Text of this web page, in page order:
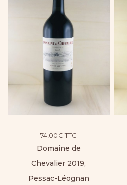
74,00€ TTC
Domaine de
Chevalier 2019,
Pessac-Léognan